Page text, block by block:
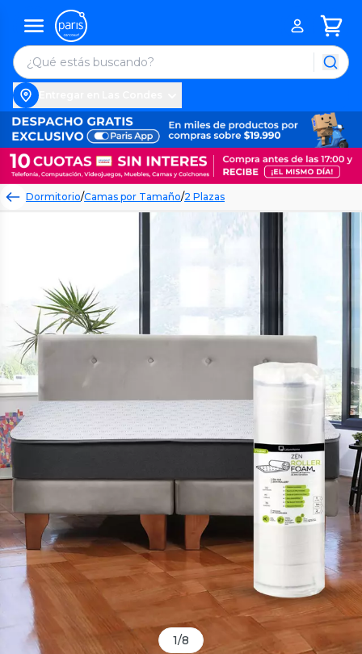
Dormitorio/Camas por Tamaño/2 Plazas
1/8